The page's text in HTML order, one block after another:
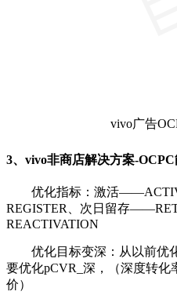
vivo广告
3、vivo非商店解决方案-
优化指标：激活
REGISTER、次日留存
REACTIVATION
优化目标变深：从以前优
要优化pCVR_深，（深度转化
价）